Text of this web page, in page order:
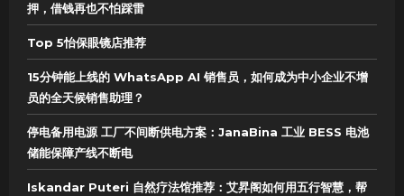
押，借钱再也不怕踩雷
Top 5怡保眼镜店推荐
15分钟能上线的 WhatsApp AI 销售员，如何成为中小企业不增
员的全天候销售助理？
停电备用电源 工厂不间断供电方案：JanaBina 工业 BESS 电池
储能保障产线不断电
Iskandar Puteri 自然疗法馆推荐：艾昇阁如何用五行智慧，帮